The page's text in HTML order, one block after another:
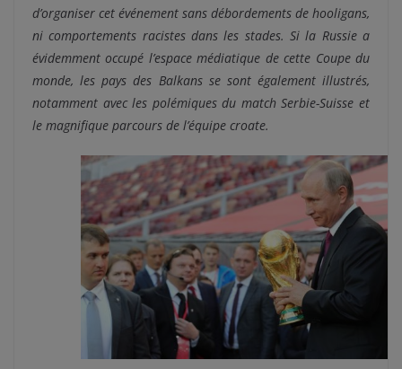
d’organiser cet événement sans débordements de hooligans,
ni comportements racistes dans les stades. Si la Russie a
évidemment occupé l’espace médiatique de cette Coupe du
monde, les pays des Balkans se sont également illustrés,
notamment avec les polémiques du match Serbie-Suisse et
le magnifique parcours de l’équipe croate.